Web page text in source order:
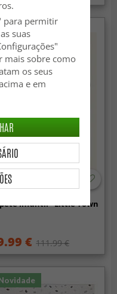
infantil - Little Town
€ 111.99 €
para permitir
suas
mais sobre como
os seus
e em